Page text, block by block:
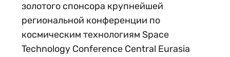
золотого спонсора крупнейшей
региональной конференции по
космическим технологиям Space
Technology Conference Central Eurasia